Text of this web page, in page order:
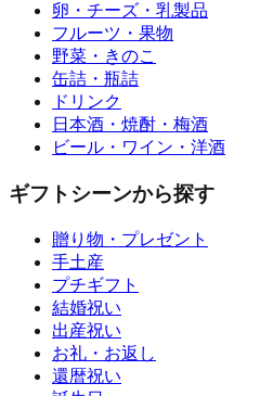
卵・チーズ・乳製品
フルーツ・果物
野菜・きのこ
缶詰・瓶詰
ドリンク
日本酒・焼酎・梅酒
ビール・ワイン・洋酒
ギフトシーンから探す
贈り物・プレゼント
手土産
プチギフト
結婚祝い
出産祝い
お礼・お返し
還暦祝い